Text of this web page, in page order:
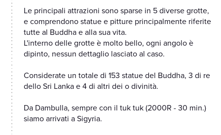
Le principali attrazioni sono sparse in 5 diverse grotte,
e comprendono statue e pitture principalmente riferite
tutte al Buddha e alla sua vita.
L'interno delle grotte è molto bello, ogni angolo è
dipinto, nessun dettaglio lasciato al caso.
Considerate un totale di 153 statue del Buddha, 3 di re
dello Sri Lanka e 4 di altri dei o divinità.
Da Dambulla, sempre con il tuk tuk (2000R - 30 min.)
siamo arrivati a Sigyria.